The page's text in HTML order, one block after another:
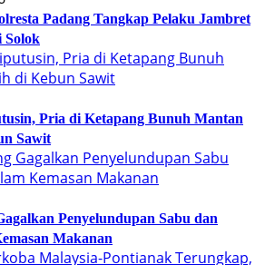
Padang Tangkap Pelaku Jambret
Solok
Pria di Ketapang Bunuh Mantan
Sawit
Penyelundupan Sabu dan
Makanan